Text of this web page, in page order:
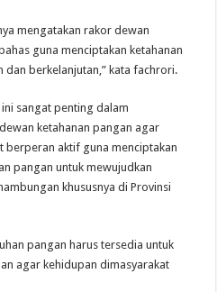
mengatakan rakor dewan
guna menciptakan ketahanan
berkelanjutan,” kata fachrori.
sangat penting dalam
ketahanan pangan agar
berperan aktif guna menciptakan
pangan untuk mewujudkan
khususnya di Provinsi
pangan harus tersedia untuk
agar kehidupan dimasyarakat